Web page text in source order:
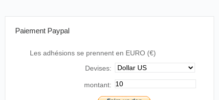
fotografiar uma das touradas que ali vão realizar-
se, para o exibir, na sorte de morte, no seu
animatógrafo, o que será um grande sucesso.
, Oporto, viernes 28 de agosto de
Paiement Paypal
Les adhésions se prennent en EURO (€)
Devises:
montant: